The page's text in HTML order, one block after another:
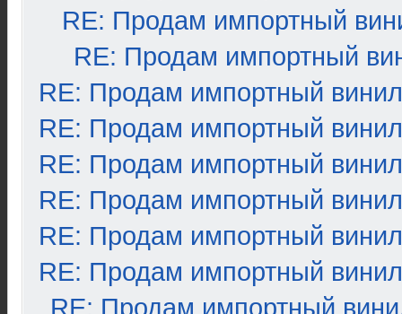
RE: Продам импортный
RE: Продам импортный
RE: Продам импортный винил
RE: Продам импортный винил
RE: Продам импортный винил
RE: Продам импортный винил
RE: Продам импортный винил
RE: Продам импортный винил
RE: Продам импортный